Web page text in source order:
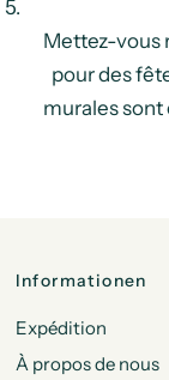
Mettez-vous
pour des
murales
Informationen
Expédition
À propos de nous